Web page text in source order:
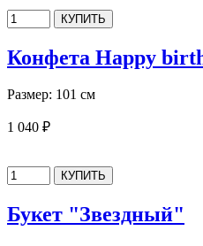
Конфета Happy
Размер: 101 см
1 040 ₽
Букет "Звездный"